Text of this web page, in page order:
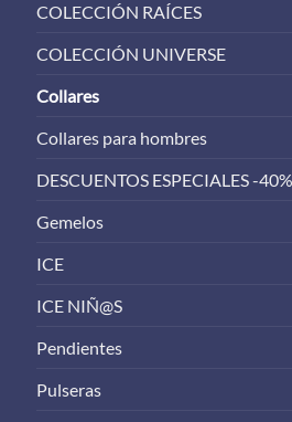
COLECCIÓN RAÍCES
COLECCIÓN UNIVERSE
Collares
Collares para hombres
DESCUENTOS ESPECIALES -40%
Gemelos
ICE
ICE NIÑ@S
Pendientes
Pulseras